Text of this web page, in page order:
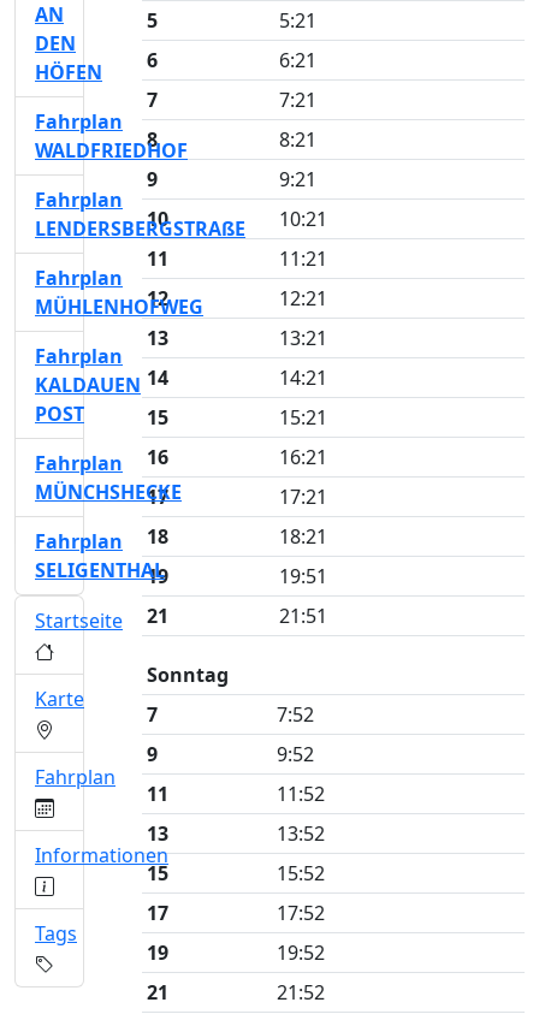
5
5:21
6
6:21
7
7:21
8
8:21
9
9:21
10
10:21
11
11:21
12
12:21
13
13:21
14
14:21
15
15:21
16
16:21
17
17:21
18
18:21
19
19:51
21
21:51
Sonntag
7
7:52
9
9:52
11
11:52
13
13:52
15
15:52
17
17:52
19
19:52
21
21:52
AN
DEN
HÖFEN
Fahrplan
WALDFRIEDHOF
Fahrplan
LENDERSBERGSTRAßE
Fahrplan
MÜHLENHOFWEG
Fahrplan
KALDAUEN
POST
Fahrplan
MÜNCHSHECKE
Fahrplan
SELIGENTHAL
Startseite
Karte
Fahrplan
Informationen
Tags